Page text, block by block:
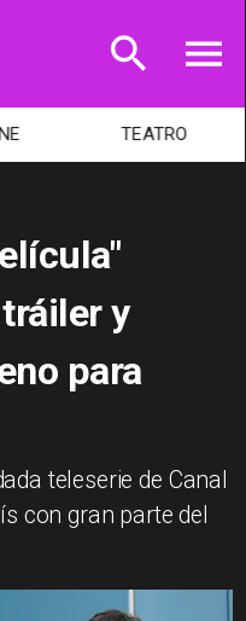
TEATRO
y
para
teleserie de Canal
con gran parte del